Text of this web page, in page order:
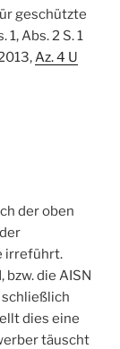
geschützte
Abs. 2 S. 1
Az. 4 U
der oben
irreführt.
die AISN
dies eine
täuscht